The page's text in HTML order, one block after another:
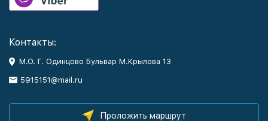
Контакты:
М.О. Г. Одинцово Бульвар М.Крылова 13
5915151@mail.ru
Проложить маршрут